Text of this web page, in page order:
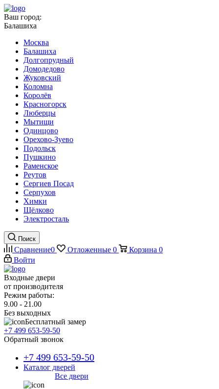
Ваш город:
Балашиха
Москва
Балашиха
Долгопрудный
Домодедово
Жуковский
Коломна
Королёв
Красногорск
Люберцы
Мытищи
Одинцово
Орехово-Зуево
Подольск
Пушкино
Раменское
Реутов
Сергиев Посад
Серпухов
Химки
Щёлково
Электросталь
Поиск
Сравнение0 Отложенные 0 Корзина 0
Войти
Входные двери
от производителя
Режим работы:
9.00 - 21.00
Без выходных
Бесплатный замер
+7 499 653-59-50
Обратный звонок
+7 499 653-59-50
Каталог дверей
Все двери